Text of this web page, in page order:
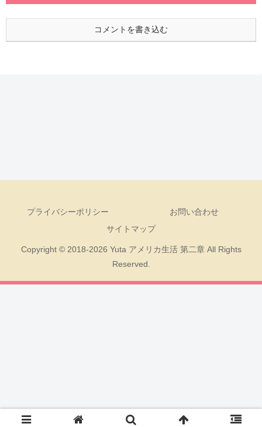
コメントを書き込む
プライバシーポリシー
お問い合わせ
サイトマップ
Copyright © 2018-2026 Yuta アメリカ生活 第二章 All Rights
Reserved.